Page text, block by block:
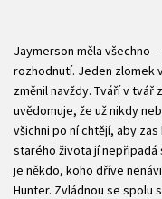
Jaymerson měla všechno
rozhodnutí. Jeden zlomek
změnil navždy. Tváří v tvář
uvědomuje, že už nikdy
všichni po ní chtějí, aby
starého života jí
je někdo, koho dříve
Hunter. Zvládnou se spolu